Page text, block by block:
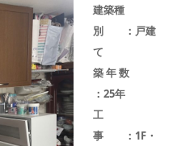
建築種
別 ：戸建
て
築 年 数
：25年
工
事 ：1F・